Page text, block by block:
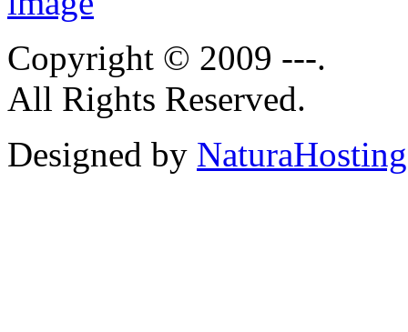
Copyright © 2009 ---.
All Rights Reserved.
Designed by NaturaHosting